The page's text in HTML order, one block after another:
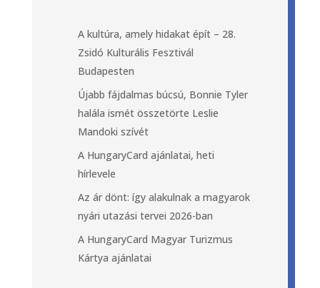
A kultúra, amely hidakat épít – 28.
Zsidó Kulturális Fesztivál
Budapesten
Újabb fájdalmas búcsú, Bonnie Tyler
halála ismét összetörte Leslie
Mandoki szívét
A HungaryCard ajánlatai, heti
hírlevele
Az ár dönt: így alakulnak a magyarok
nyári utazási tervei 2026-ban
A HungaryCard Magyar Turizmus
Kártya ajánlatai